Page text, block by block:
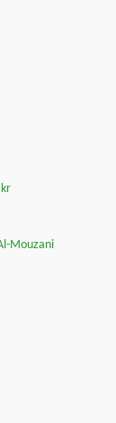
Mouzani